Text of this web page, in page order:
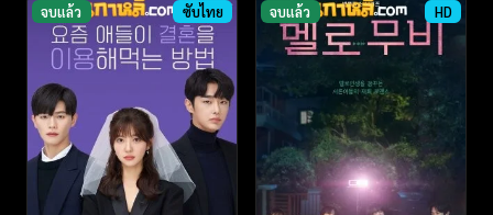
จบแล้ว ซับไทย จบแล้ว HD